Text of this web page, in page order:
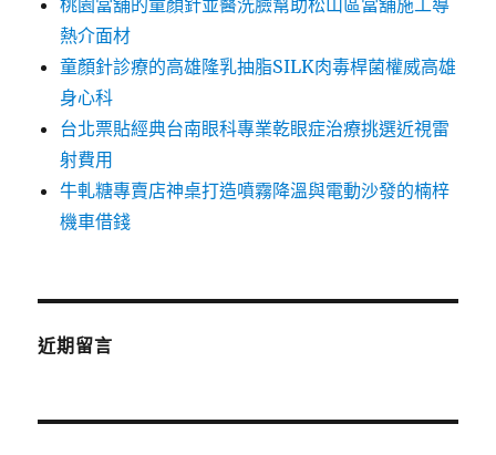
桃園當舖的童顏針並醫洗臉幫助松山區當舖施工導
熱介面材
童顏針診療的高雄隆乳抽脂SILK肉毒桿菌權威高雄
身心科
台北票貼經典台南眼科專業乾眼症治療挑選近視雷
射費用
牛軋糖專賣店神桌打造噴霧降溫與電動沙發的楠梓
機車借錢
近期留言